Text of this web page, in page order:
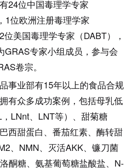
24位中国毒理学专家
1位欧洲注册毒理学家
2位美国毒理学专家（DABT），
GRAS专家小组成员，参与会
卷宗。
事业部有15年以上的食品合规
有众多成功案例，包括母乳低
， LNnt、 LNT等）、甜菊糖
西甜蛋白、番茄红素、酶转甜
、 NMN、灭活AKK、镰刀菌
酮糖、氨基葡萄糖盐酸盐、 N-